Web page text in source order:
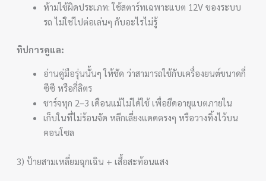
ห้ามใช้ผิดประเภท: ใช้สตาร์ทเฉพาะแบต 12V ของระบบ
รถ ไม่ใช่ไปต่อเล่นๆ กับอะไรไม่รู้
ทิปการดูแล:
อ่านคู่มือรุ่นนั้นๆ ให้ชัด ว่าสามารถใช้กับเครื่องยนต์ขนาดกี่
ซีซี หรือกี่ลิตร
ชาร์จทุก 2–3 เดือนแม้ไม่ได้ใช้ เพื่อยืดอายุแบตภายใน
เก็บในที่ไม่ร้อนจัด หลีกเลี่ยงแดดตรงๆ หรือวางทิ้งไว้บน
คอนโซล
3) ป้ายสามเหลี่ยมฉุกเฉิน + เสื้อสะท้อนแสง